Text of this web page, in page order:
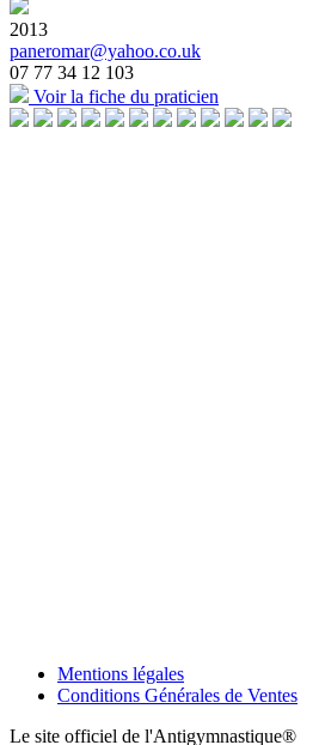
2013
paneromar@yahoo.co.uk
07 77 34 12 103
Voir la fiche du praticien
Mentions légales
Conditions Générales de Ventes
Le site officiel de l'Antigymnastique®